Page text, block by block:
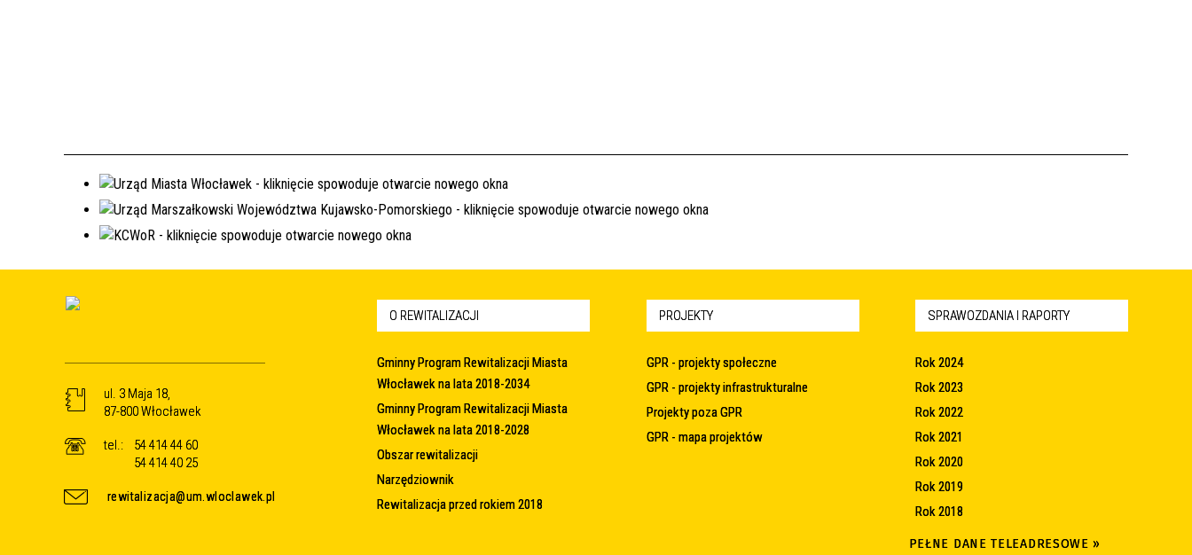
ul. 3 Maja 18,
87-800 Włocławek
tel.:
54 414 44 60
54 414 40 25
rewitalizacja@um.wloclawek.pl
O REWITALIZACJI
Gminny Program Rewitalizacji Miasta
Włocławek na lata 2018-2034
Gminny Program Rewitalizacji Miasta
Włocławek na lata 2018-2028
Obszar rewitalizacji
Narzędziownik
Rewitalizacja przed rokiem 2018
PROJEKTY
GPR - projekty społeczne
GPR - projekty infrastrukturalne
Projekty poza GPR
GPR - mapa projektów
SPRAWOZDANIA I RAPORTY
Rok 2024
Rok 2023
Rok 2022
Rok 2021
Rok 2020
Rok 2019
Rok 2018
PEŁNE DANE TELEADRESOWE »